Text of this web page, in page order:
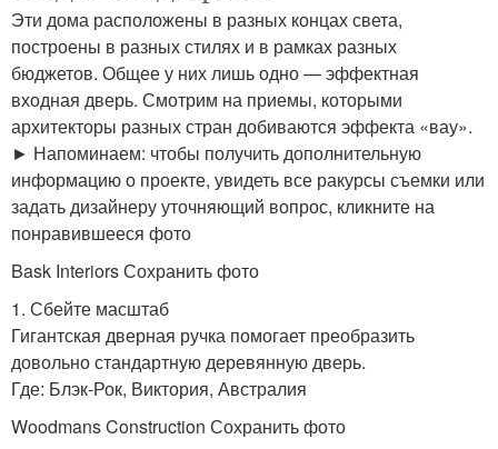
Эти дома расположены в разных концах света,
построены в разных стилях и в рамках разных
бюджетов. Общее у них лишь одно — эффектная
входная дверь. Смотрим на приемы, которыми
архитекторы разных стран добиваются эффекта «вау».
► Напоминаем: чтобы получить дополнительную
информацию о проекте, увидеть все ракурсы съемки или
задать дизайнеру уточняющий вопрос, кликните на
понравившееся фото
Bask Interiors Сохранить фото
1. Сбейте масштаб
Гигантская дверная ручка помогает преобразить
довольно стандартную деревянную дверь.
Где: Блэк-Рок, Виктория, Австралия
Woodmans Construction Сохранить фото